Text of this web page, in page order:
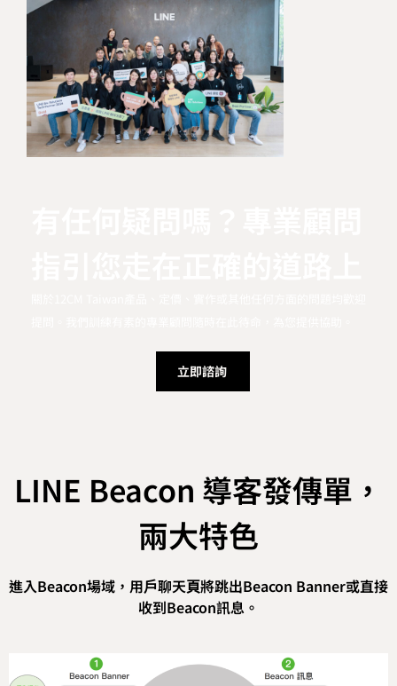
立即諮詢
LINE Beacon 導客發傳單，
兩大特色
進入Beacon場域，⽤⼾聊天⾴將跳出Beacon Banner或直接
收到Beacon訊息。